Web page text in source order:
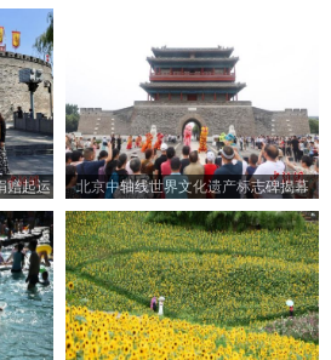
赠起运 北京中轴线世界文化遗产标志碑揭幕